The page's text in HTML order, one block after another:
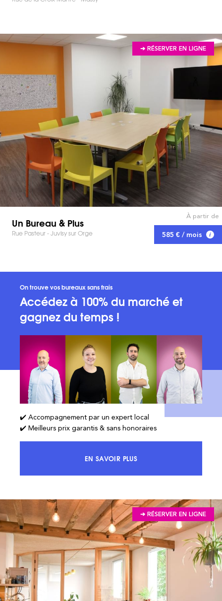
➔ RÉSERVER EN LIGNE
Un Bureau & Plus
Rue Pasteur - Juvisy sur Orge
À partir de
585 € / mois
On trouve vos bureaux sans frais
Accédez à 100% du marché et
gagnez du temps !
✔️ Accompagnement par un expert local
✔️ Meilleurs prix garantis & sans honoraires
EN SAVOIR PLUSACCÉDEZ À 100% DU MARCHÉ ET
➔ RÉSERVER EN LIGNE